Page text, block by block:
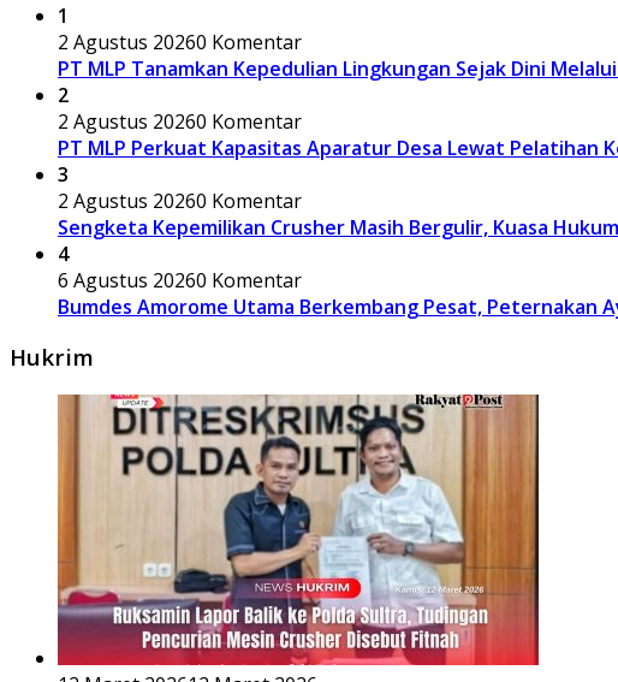
1
2 Agustus 20260 Komentar
PT MLP Tanamkan Kepedulian Lingkungan Sejak Dini
2
2 Agustus 20260 Komentar
PT MLP Perkuat Kapasitas Aparatur Desa Lewat Pelatihan
3
2 Agustus 20260 Komentar
Sengketa Kepemilikan Crusher Masih Bergulir, Kuasa
4
6 Agustus 20260 Komentar
Bumdes Amorome Utama Berkembang Pesat, Peternakan
Hukrim